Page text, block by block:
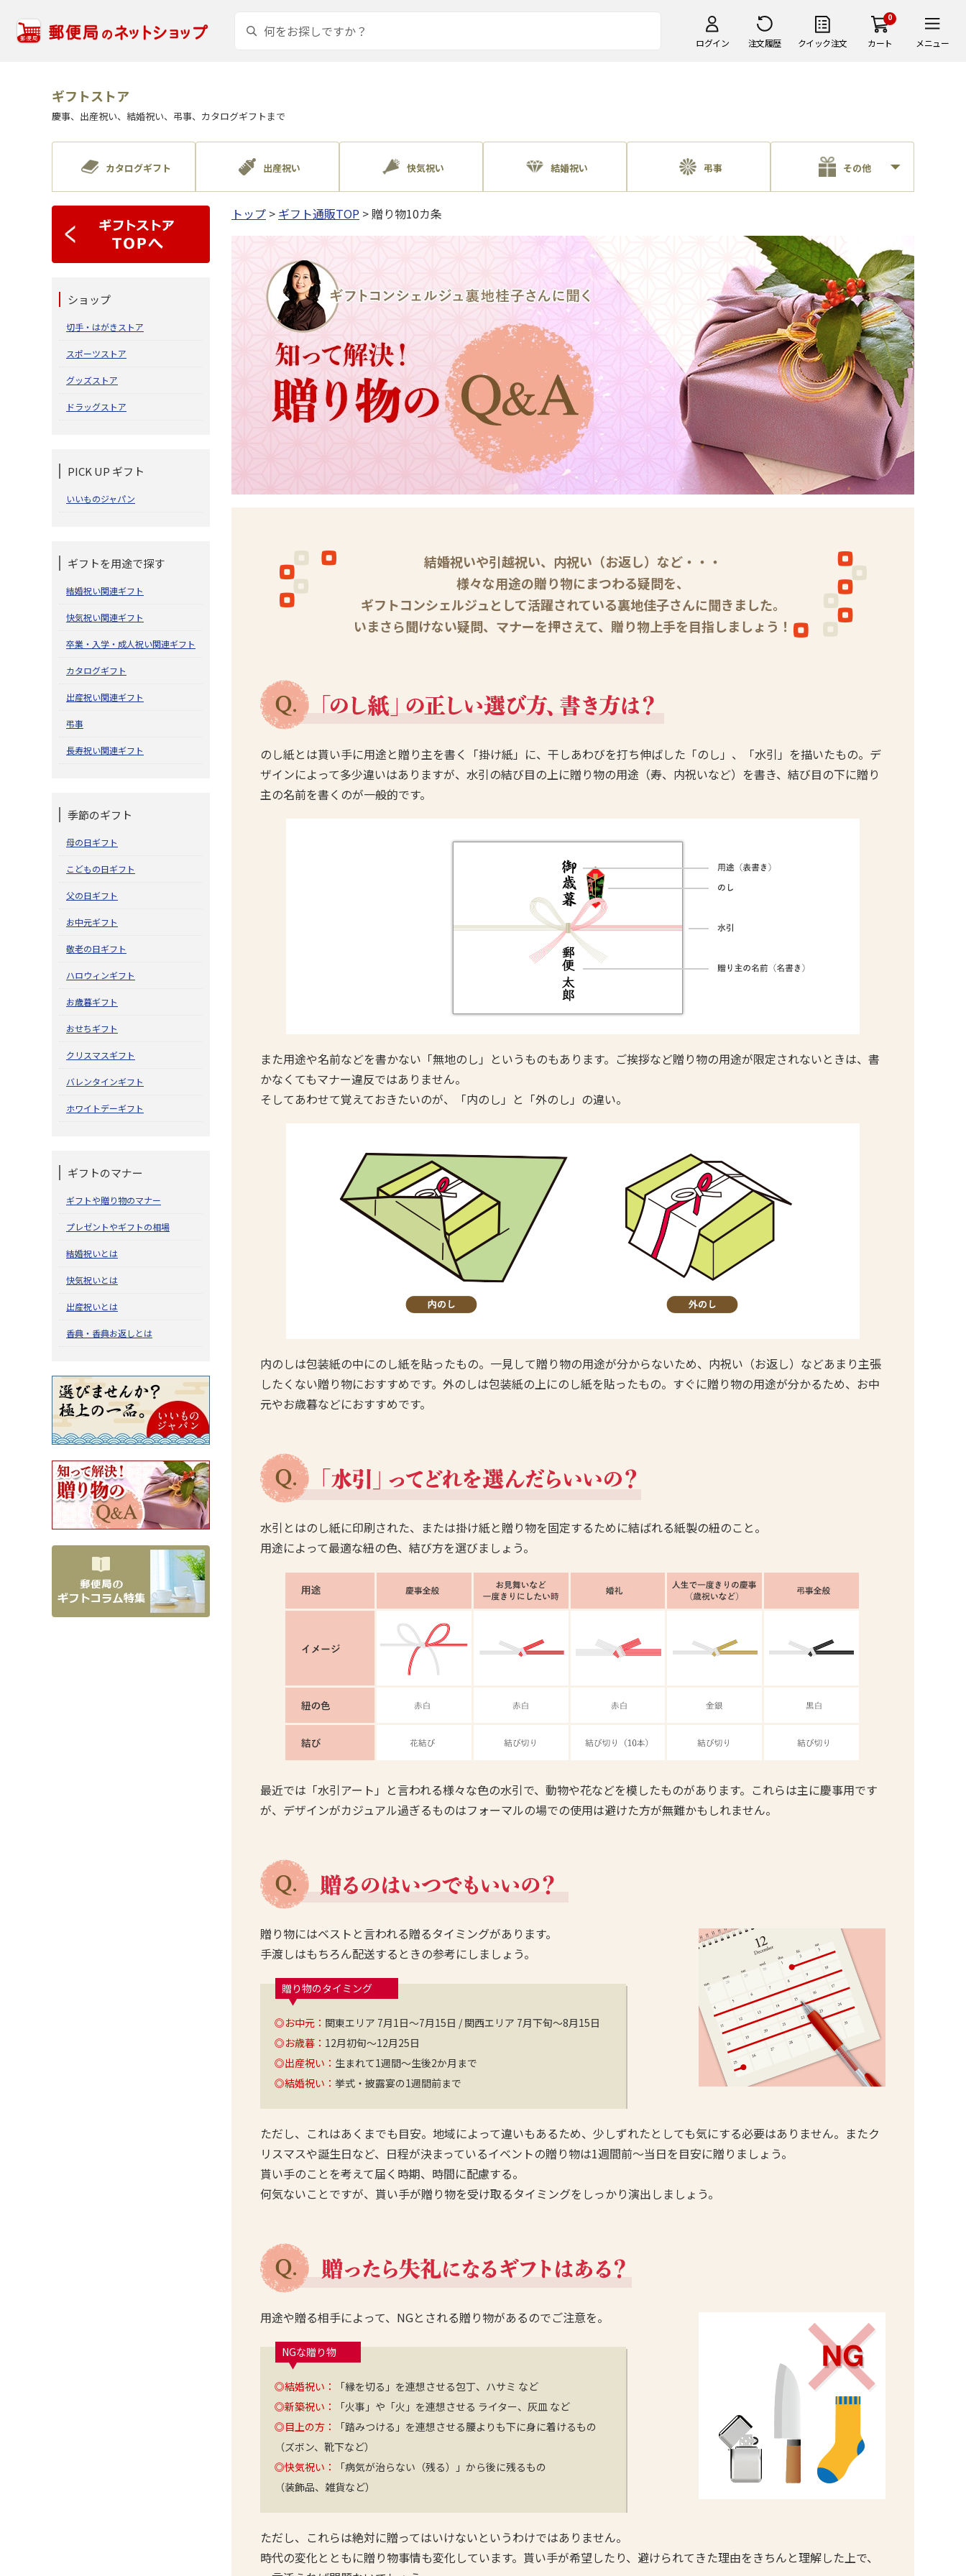
ログイン 注文履歴 クイック注文
0
カート メニュー
ショップ
切手・はがきストア
スポーツストア
グッズストア
ドラッグストア
PICK UP ギフト
いいものジャパン
ギフトを用途で探す
結婚祝い関連ギフト
快気祝い関連ギフト
卒業・入学・成人祝い関連ギフト
カタログギフト
出産祝い関連ギフト
弔事
長寿祝い関連ギフト
季節のギフト
母の日ギフト
こどもの日ギフト
父の日ギフト
お中元ギフト
敬老の日ギフト
ハロウィンギフト
お歳暮ギフト
おせちギフト
クリスマスギフト
バレンタインギフト
ホワイトデーギフト
ギフトのマナー
ギフトや贈り物のマナー
プレゼントやギフトの相場
結婚祝いとは
快気祝いとは
出産祝いとは
香典・香典お返しとは
トップ > ギフト通販TOP > 贈り物10カ条
結婚祝いや引越祝い、内祝い（お返し）など・・・
様々な用途の贈り物にまつわる疑問を、
ギフトコンシェルジュとして活躍されている裏地佳子さんに聞きました。
いまさら聞けない疑問、マナーを押さえて、贈り物上手を目指しましょう！
のし紙とは貰い手に用途と贈り主を書く「掛け紙」に、干しあわびを打ち伸ばした「のし」、「水引」を描いたもの。デ
ザインによって多少違いはありますが、水引の結び目の上に贈り物の用途（寿、内祝いなど）を書き、結び目の下に贈り
主の名前を書くのが一般的です。
また用途や名前などを書かない「無地のし」というものもあります。ご挨拶など贈り物の用途が限定されないときは、書
かなくてもマナー違反ではありません。
そしてあわせて覚えておきたいのが、「内のし」と「外のし」の違い。
内のしは包装紙の中にのし紙を貼ったもの。一見して贈り物の用途が分からないため、内祝い（お返し）などあまり主張
したくない贈り物におすすめです。外のしは包装紙の上にのし紙を貼ったもの。すぐに贈り物の用途が分かるため、お中
元やお歳暮などにおすすめです。
水引とはのし紙に印刷された、または掛け紙と贈り物を固定するために結ばれる紙製の紐のこと。
用途によって最適な紐の色、結び方を選びましょう。
最近では「水引アート」と言われる様々な色の水引で、動物や花などを模したものがあります。これらは主に慶事用です
が、デザインがカジュアル過ぎるものはフォーマルの場での使用は避けた方が無難かもしれません。
贈り物にはベストと言われる贈るタイミングがあります。
手渡しはもちろん配送するときの参考にしましょう。
贈り物のタイミング
◎お中元： 関東エリア 7月1日〜7月15日 / 関西エリア 7月下旬〜8月15日
◎お歳暮： 12月初旬〜12月25日
◎出産祝い： 生まれて1週間〜生後2か月まで
◎結婚祝い： 挙式・披露宴の1週間前まで
ただし、これはあくまでも目安。地域によって違いもあるため、少しずれたとしても気にする必要はありません。またク
リスマスや誕生日など、日程が決まっているイベントの贈り物は1週間前〜当日を目安に贈りましょう。
貰い手のことを考えて届く時期、時間に配慮する。
何気ないことですが、貰い手が贈り物を受け取るタイミングをしっかり演出しましょう。
用途や贈る相手によって、NGとされる贈り物があるのでご注意を。
NGな贈り物
◎結婚祝い：
「縁を切る」を連想させる包丁、ハサミ など
◎新築祝い：
「火事」や「火」を連想させる ライター、灰皿 など
◎目上の方：
「踏みつける」を連想させる腰よりも下に身に着けるもの
（ズボン、靴下など）
◎快気祝い：
「病気が治らない（残る）」から後に残るもの
（装飾品、雑貨など）
ただし、これらは絶対に贈ってはいけないというわけではありません。
時代の変化とともに贈り物事情も変化しています。貰い手が希望したり、避けられてきた理由をきちんと理解した上で、
ギフトストア
慶事、出産祝い、結婚祝い、弔事、カタログギフトまで
カタログギフト 出産祝い 快気祝い 結婚祝い 弔事 その他